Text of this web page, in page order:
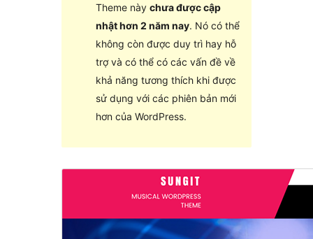
Theme này chưa được cập
nhật hơn 2 năm nay. Nó có thể
không còn được duy trì hay hỗ
trợ và có thể có các vấn đề về
khả năng tương thích khi được
sử dụng với các phiên bản mới
hơn của WordPress.